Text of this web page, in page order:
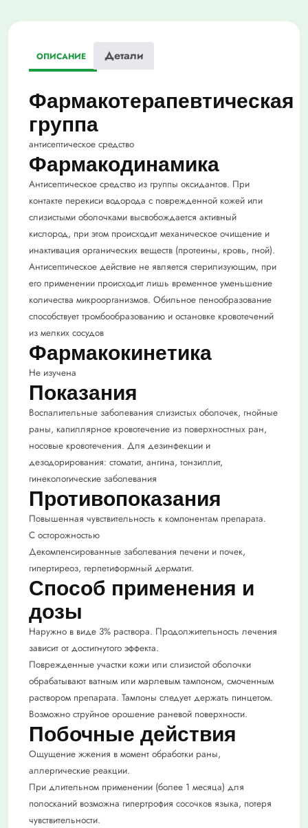
мест/
прим/
йтм/
ОПИСАНИЕ Детали
Фармакотерапевтическая
группа
антисептическое средство
Фармакодинамика
Антисептическое средство из группы оксидантов. При
контакте перекиси водорода с поврежденной кожей или
слизистыми оболочками высвобождается активный
кислород, при этом происходит механическое очищение и
инактивация органических веществ (протеины, кровь, гной).
Антисептическое действие не является стерилизующим, при
его применении происходит лишь временное уменьшение
количества микроорганизмов. Обильное пенообразование
способствует тромбообразованию и остановке кровотечений
из мелких сосудов
Фармакокинетика
Не изучена
Показания
Воспалительные заболевания слизистых оболочек, гнойные
раны, капиллярное кровотечение из поверхностных ран,
носовые кровотечения. Для дезинфекции и
дезодорирования: стоматит, ангина, тонзиллит,
гинекологические заболевания
Противопоказания
Повышенная чувствительность к компонентам препарата.
С осторожностью
Декомпенсированные заболевания печени и почек,
гипертиреоз, герпетиформный дерматит.
Способ применения и
дозы
Наружно в виде 3% раствора. Продолжительность лечения
зависит от достигнутого эффекта.
Поврежденные участки кожи или слизистой оболочки
обрабатывают ватным или марлевым тампоном, смоченным
раствором препарата. Тампоны следует держать пинцетом.
Возможно струйное орошение раневой поверхности.
Побочные действия
Ощущение жжения в момент обработки раны,
аллергические реакции.
При длительном применении (более 1 месяца) для
полосканий возможна гипертрофия сосочков языка, потеря
чувствительности.